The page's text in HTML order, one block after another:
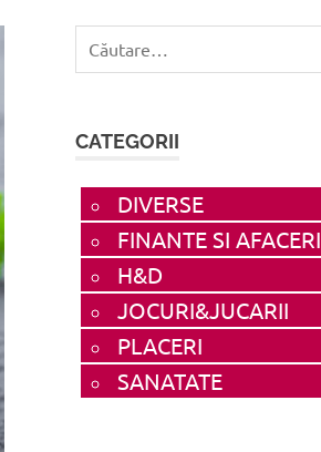
după:
CATEGORII
DIVERSE
FINANTE SI AFACERI
H&D
JOCURI&JUCARII
PLACERI
SANATATE